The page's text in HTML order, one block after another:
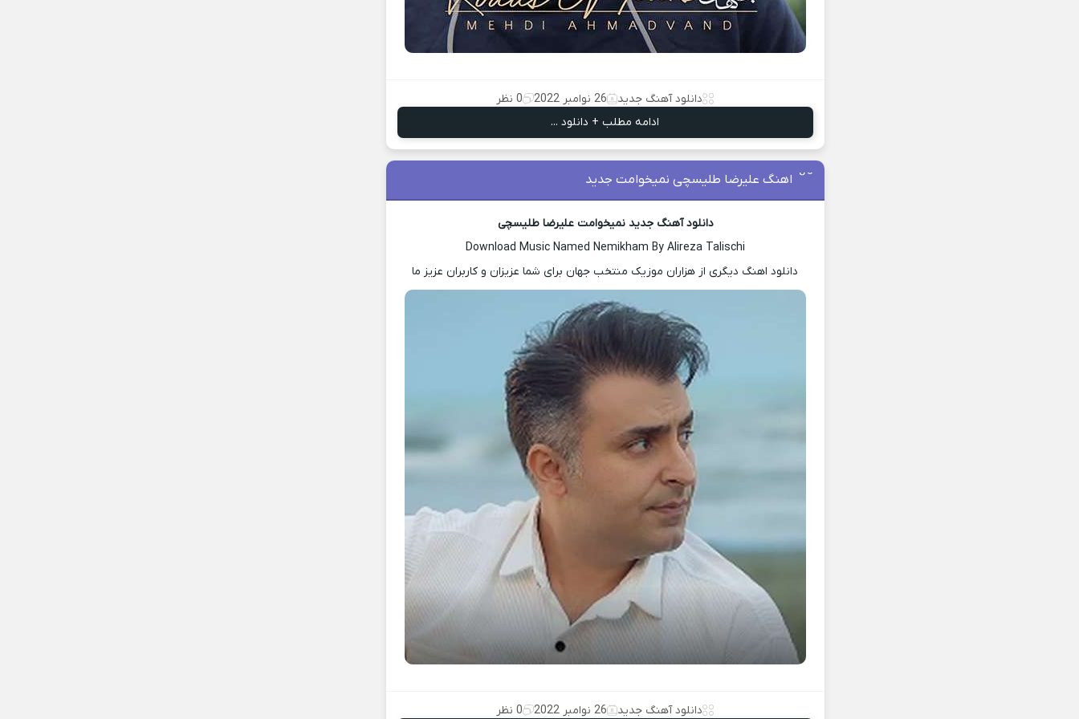
دانلود آهنگ جدید 26 نوامبر 2022
0 نظر
ادامه مطلب + دانلود ...
اهنگ علیرضا طلیسچی نمیخوامت جدید
دانلود آهنگ جدید نمیخوامت علیرضا طلیسچی
Download Music Named Nemikham By Alireza Talischi
دانلود اهنگ دیگری از هزاران موزیک منتخب جهان برای شما عزیزان و کاربران عزیز ما
دانلود آهنگ جدید 26 نوامبر 2022 0 نظر